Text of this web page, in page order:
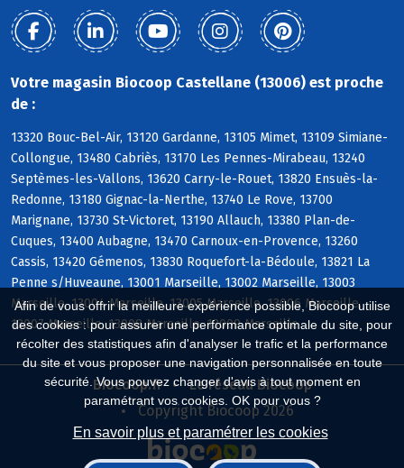
Afin de vous offrir la meilleure expérience possible, Biocoop utilise
des cookies : pour assurer une performance optimale du site, pour
récolter des statistiques afin d'analyser le trafic et la performance
du site et vous proposer une navigation personnalisée en toute
sécurité. Vous pouvez changer d'avis à tout moment en
paramétrant vos cookies. OK pour vous ?
En savoir plus et paramétrer les cookies
Votre magasin Biocoop Castellane (13006) est proche
de :
13320 Bouc-Bel-Air, 13120 Gardanne, 13105 Mimet, 13109 Simiane-
Collongue, 13480 Cabriès, 13170 Les Pennes-Mirabeau, 13240
Septèmes-les-Vallons, 13620 Carry-le-Rouet, 13820 Ensuès-la-
Redonne, 13180 Gignac-la-Nerthe, 13740 Le Rove, 13700
Marignane, 13730 St-Victoret, 13190 Allauch, 13380 Plan-de-
Cuques, 13400 Aubagne, 13470 Carnoux-en-Provence, 13260
Cassis, 13420 Gémenos, 13830 Roquefort-la-Bédoule, 13821 La
Penne s/Huveaune, 13001 Marseille, 13002 Marseille, 13003
Marseille, 13004 Marseille, 13005 Marseille, 13006 Marseille,
13007 Marseille, 13008 Marseille, 13009 Marseille
Biocoop.fr
Le réseau Biocoop
Copyright Biocoop 2026